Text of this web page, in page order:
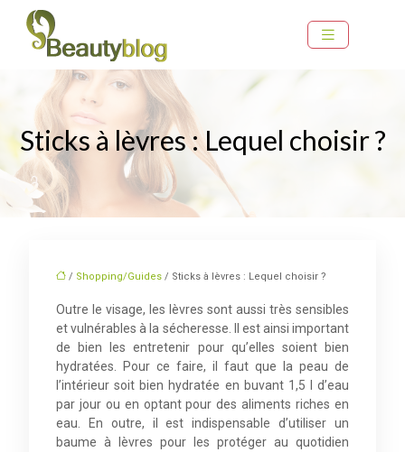
Sticks à lèvres : Lequel choisir ?
/ Shopping/Guides / Sticks à lèvres : Lequel choisir ?
Outre le visage, les lèvres sont aussi très sensibles
et vulnérables à la sécheresse. Il est ainsi important
de bien les entretenir pour qu’elles soient bien
hydratées. Pour ce faire, il faut que la peau de
l’intérieur soit bien hydratée en buvant 1,5 l d’eau
par jour ou en optant pour des aliments riches en
eau. En outre, il est indispensable d’utiliser un
baume à lèvres pour les protéger au quotidien